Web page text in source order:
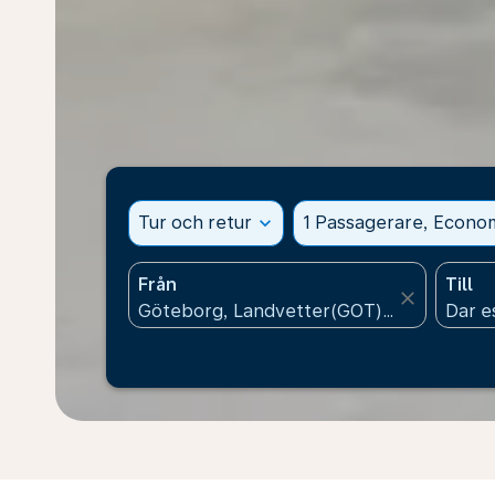
Tur och retur expand_more 1 Passagerare,
Från
close
Till